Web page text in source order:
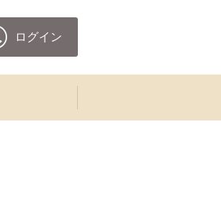
ログイン